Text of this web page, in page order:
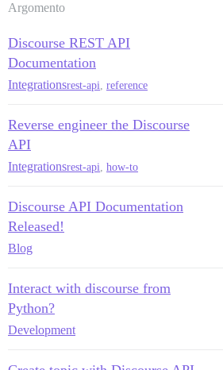
Argomento
Discourse REST API
Documentation
Integrationsrest-api reference
Reverse engineer the Discourse
API
Integrationsrest-api how-to
Discourse API Documentation
Released!
Blog
Interact with discourse from
Python?
Development